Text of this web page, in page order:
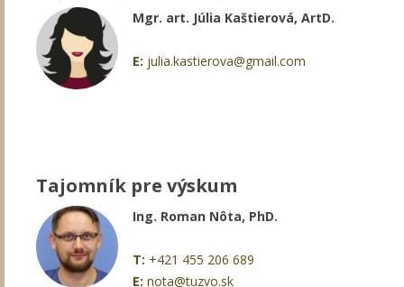
Mgr. art. Júlia Kaštierová, ArtD.
E: julia.kastierova@gmail.com
Tajomník pre výskum
Ing. Roman Nôta, PhD.
T: +421 455 206 689
E: nota@tuzvo.sk